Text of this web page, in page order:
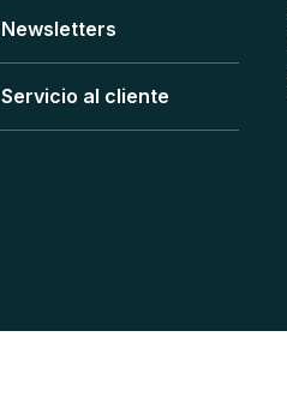
Newsletters
Servicio al cliente